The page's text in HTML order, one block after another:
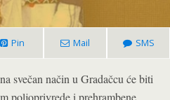
Pin Mail SMS
svečan način u Gradačcu će biti
poljoprivrede i prehrambene